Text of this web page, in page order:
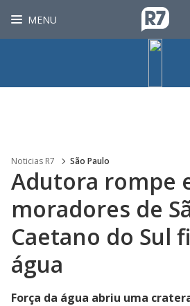
MENU
Noticias R7 São Paulo
Adutora rompe
moradores de
Caetano do Sul
água
Força da água abriu uma